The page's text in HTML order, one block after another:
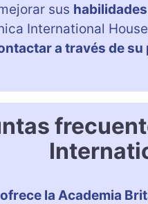
sus
International
a través de su
la Academia